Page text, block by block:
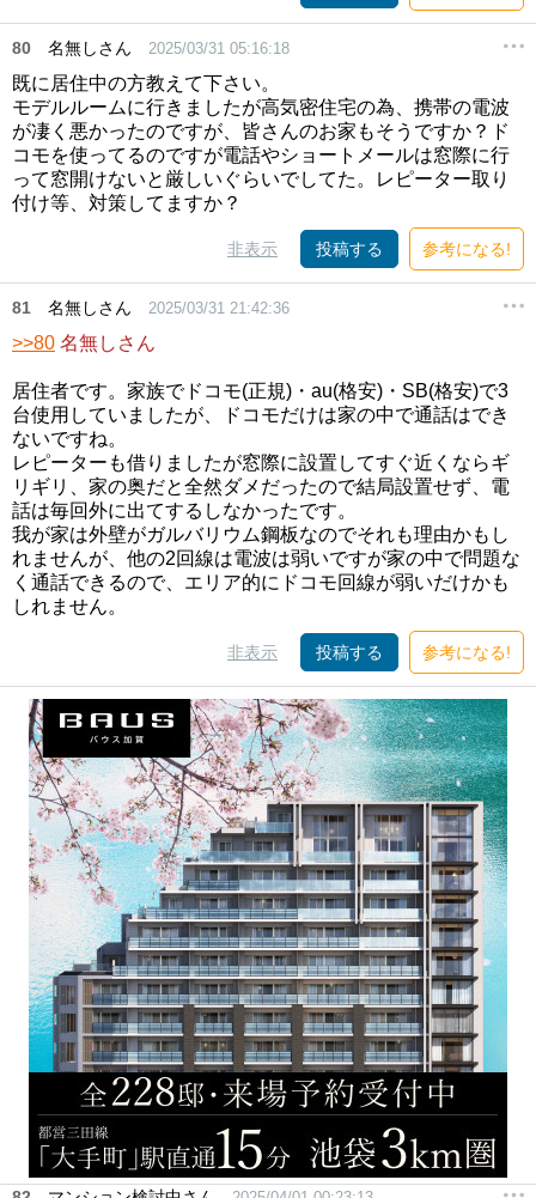
80 名無しさん 2025/03/31 05:16:18
既に居住中の方教えて下さい。
モデルルームに行きましたが高気密住宅の為、携帯の電波
が凄く悪かったのですが、皆さんのお家もそうですか？ド
コモを使ってるのですが電話やショートメールは窓際に行
って窓開けないと厳しいぐらいでしてた。レピーター取り
付け等、対策してますか？
非表示 投稿する 参考になる!
81 名無しさん 2025/03/31 21:42:36
>>80 名無しさん
居住者です。家族でドコモ(正規)・au(格安)・SB(格安)で3
台使用していましたが、ドコモだけは家の中で通話はでき
ないですね。
レピーターも借りましたが窓際に設置してすぐ近くならギ
リギリ、家の奥だと全然ダメだったので結局設置せず、電
話は毎回外に出てするしなかったです。
我が家は外壁がガルバリウム鋼板なのでそれも理由かもし
れませんが、他の2回線は電波は弱いですが家の中で問題な
く通話できるので、エリア的にドコモ回線が弱いだけかも
しれません。
非表示 投稿する 参考になる!